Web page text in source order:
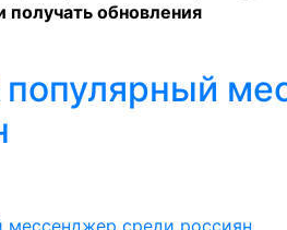
получать обновления